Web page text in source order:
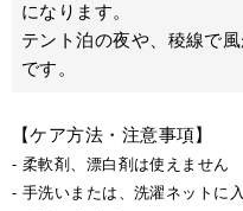
になります。
テント泊の夜や、稜線で
です。
【ケア方法・注意事項】
- 柔軟剤、漂白剤は使えません
- 手洗いまたは、洗濯ネットに